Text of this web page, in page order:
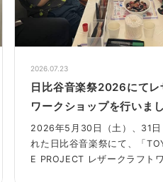
2026.07.23
日比谷音楽祭2026にてレ
ワークショップを行いま
2026年5月30日（土）、31日
れた日比谷音楽祭にて、「
E PROJECT レザークラフト